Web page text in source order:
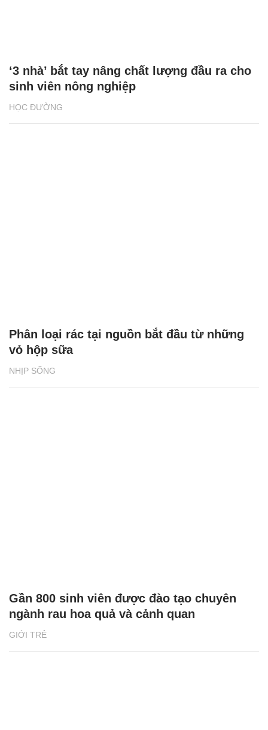
HỌC ĐƯỜNG
‘3 nhà’ bắt tay nâng chất lượng đầu ra cho
sinh viên nông nghiệp
NHỊP SỐNG
Phân loại rác tại nguồn bắt đầu từ những
vỏ hộp sữa
GIỚI TRẺ
Gần 800 sinh viên được đào tạo chuyên
ngành rau hoa quả và cảnh quan